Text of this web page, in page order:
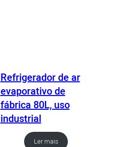
Refrigerador de ar
evaporativo de
fábrica 80L, uso
industrial
Ler mais